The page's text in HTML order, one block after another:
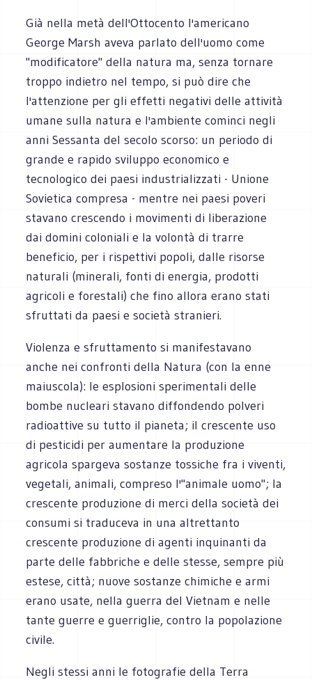
Già nella metà dell'Ottocento l'americano
George Marsh aveva parlato dell'uomo come
"modificatore" della natura ma, senza tornare
troppo indietro nel tempo, si può dire che
l'attenzione per gli effetti negativi delle attività
umane sulla natura e l'ambiente cominci negli
anni Sessanta del secolo scorso: un periodo di
grande e rapido sviluppo economico e
tecnologico dei paesi industrializzati - Unione
Sovietica compresa - mentre nei paesi poveri
stavano crescendo i movimenti di liberazione
dai domini coloniali e la volontà di trarre
beneficio, per i rispettivi popoli, dalle risorse
naturali (minerali, fonti di energia, prodotti
agricoli e forestali) che fino allora erano stati
sfruttati da paesi e società stranieri.
Violenza e sfruttamento si manifestavano
anche nei confronti della Natura (con la enne
maiuscola): le esplosioni sperimentali delle
bombe nucleari stavano diffondendo polveri
radioattive su tutto il pianeta; il crescente uso
di pesticidi per aumentare la produzione
agricola spargeva sostanze tossiche fra i viventi,
vegetali, animali, compreso l'"animale uomo"; la
crescente produzione di merci della società dei
consumi si traduceva in una altrettanto
crescente produzione di agenti inquinanti da
parte delle fabbriche e delle stesse, sempre più
estese, città; nuove sostanze chimiche e armi
erano usate, nella guerra del Vietnam e nelle
tante guerre e guerriglie, contro la popolazione
civile.
Negli stessi anni le fotografie della Terra